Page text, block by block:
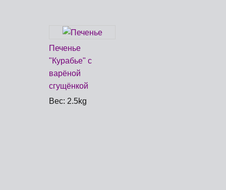
Печенье
"Курабье" с
варёной
сгущёнкой
Вес: 2.5kg